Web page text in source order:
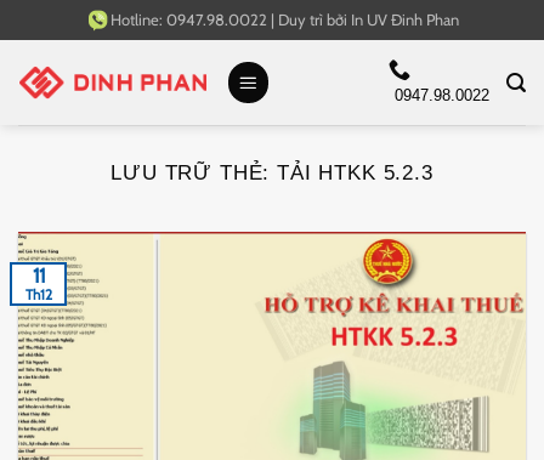
qua
nội
Hotline: 0947.98.0022 | Duy trì bởi In UV Đinh Phan
0947.98.0022
LƯU TRỮ THẺ:TẢI HTKK 5.2.3
11
Th12